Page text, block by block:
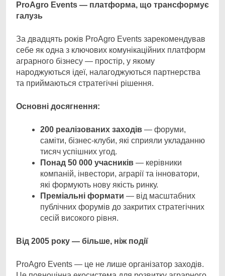
ProAgro Events — платформа, що трансформує
галузь
За двадцять років ProAgro Events зарекомендував
себе як одна з ключових комунікаційних платформ
аграрного бізнесу — простір, у якому
народжуються ідеї, налагоджуються партнерства
та приймаються стратегічні рішення.
Основні досягнення:
200 реалізованих заходів — форуми,
саміти, бізнес-клуби, які сприяли укладанню
тисяч успішних угод.
Понад 50 000 учасників — керівники
компаній, інвестори, аграрії та інноватори,
які формують нову якість ринку.
Преміальні формати — від масштабних
публічних форумів до закритих стратегічних
сесій високого рівня.
Від 2005 року — більше, ніж події
ProAgro Events — це не лише організатор заходів.